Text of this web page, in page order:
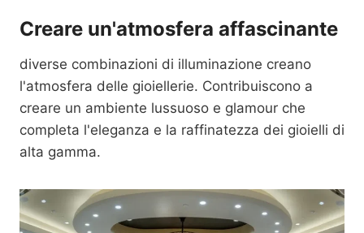
Creare un'atmosfera affascinante
diverse combinazioni di illuminazione creano
l'atmosfera delle gioiellerie. Contribuiscono a
creare un ambiente lussuoso e glamour che
completa l'eleganza e la raffinatezza dei gioielli di
alta gamma.